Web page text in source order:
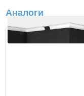
Аналоги